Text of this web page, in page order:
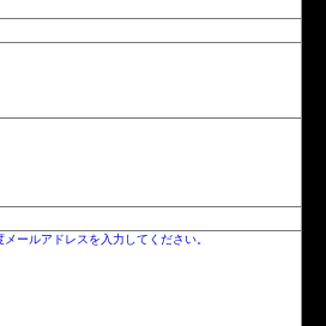
ールアドレスを入力してください。